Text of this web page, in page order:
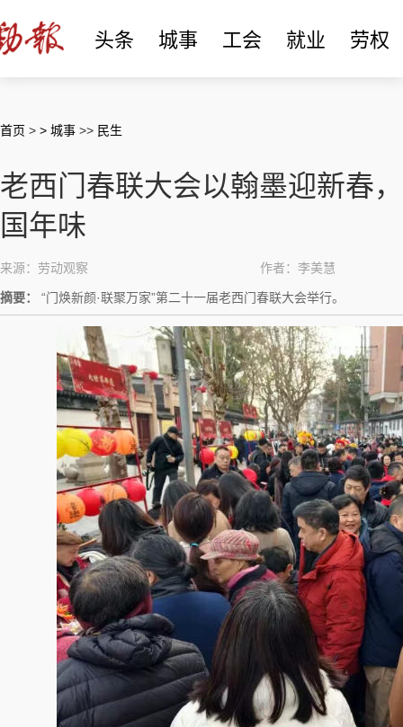
头条 城事 工会 就业 劳权
首页 > > 城事 >> 民生
老西门春联大会以翰墨迎新春
国年味
来源：劳动观察 作者：李美慧
摘要： “门焕新颜·联聚万家”第二十一届老西门春联大会举行。